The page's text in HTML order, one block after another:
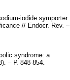
iodide symporter
// Endocr. Rev. –
syndrome: a
– Р. 848-854.